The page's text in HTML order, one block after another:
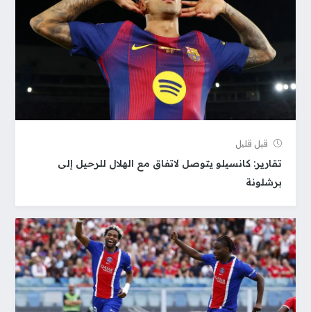
قبل قلیل
تقارير: كانسيلو يتوصل لاتفاق مع الهلال للرحيل إلى
برشلونة